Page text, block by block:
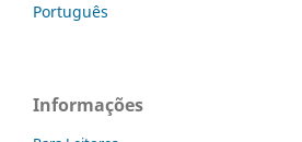
Português
Informações